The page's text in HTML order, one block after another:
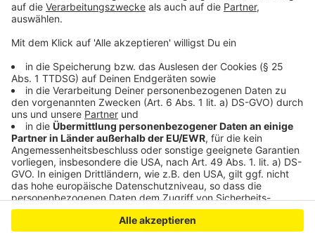
Anzeige
einem chinesischen Süppchen!
Anzeige
Anzeige